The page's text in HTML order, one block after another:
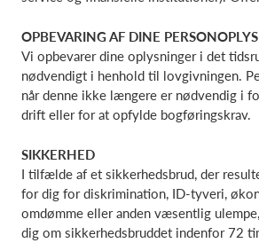
OPBEVARING AF DINE
Vi opbevarer dine oplysninger i det
nødvendigt i henhold til lovgivningen.
når denne ikke længere er nødvendig i
drift eller for at opfylde bogføringskrav.
SIKKERHED
I tilfælde af et sikkerhedsbrud, der
for dig for diskrimination, ID-tyveri,
omdømme eller anden væsentlig
dig om sikkerhedsbruddet indenfor 72